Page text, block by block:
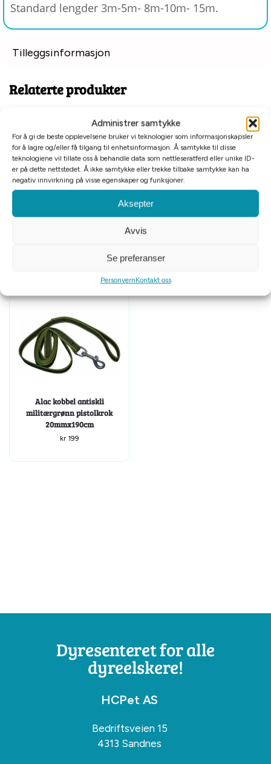
Administrer samtykke
For å gi de beste opplevelsene bruker vi teknologier som informasjonskapsler
for å lagre og/eller få tilgang til enhetsinformasjon. Å samtykke til disse
teknologiene vil tillate oss å behandle data som nettleseratferd eller unike ID-
er på dette nettstedet. Å ikke samtykke eller trekke tilbake samtykke kan ha
negativ innvirkning på visse egenskaper og funksjoner.
Aksepter
Avvis
Se preferanser
PersonvernKontakt oss
Standard lengder 3m-5m- 8m-10m- 15m.
Tilleggsinformasjon
Relaterte produkter
Alac sporline nylon blå
Alac sporline nylon gul
Alac kobbel antiskli
militærgrønn pistolkrok
20mmx190cm
kr199
Dyresenteret for alle
dyreelskere!
HCPet AS
Bedriftsveien 15
4313 Sandnes